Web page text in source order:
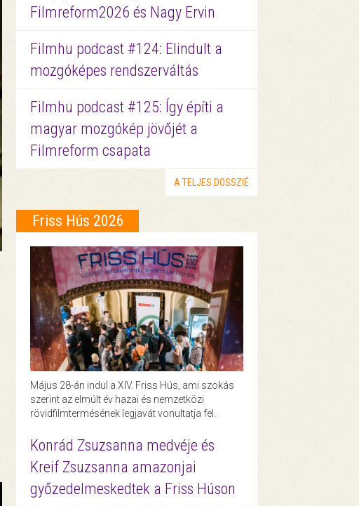
Filmreform2026 és Nagy Ervin
Filmhu podcast #124: Elindult a
mozgóképes rendszerváltás
Filmhu podcast #125: Így építi a
magyar mozgókép jövőjét a
Filmreform csapata
A TELJES DOSSZIÉ
Friss Hús 2026
Május 28-án indul a XIV. Friss Hús, ami szokás
szerint az elmúlt év hazai és nemzetközi
rövidfilmtermésének legjavát vonultatja fel.
Konrád Zsuzsanna medvéje és
Kreif Zsuzsanna amazonjai
győzedelmeskedtek a Friss Húson